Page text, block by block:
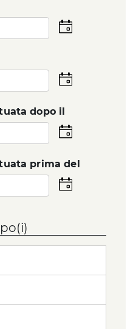
Seleziona
la
Seleziona
la
dopo il
Seleziona
la
prima del
Seleziona
la